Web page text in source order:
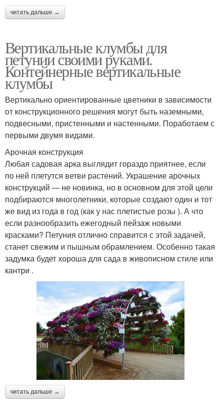
читать дальше →
Вертикальные клумбы для
петунии своими руками.
Контейнерные вертикальные
клумбы
Вертикально ориентированные цветники в зависимости
от конструкционного решения могут быть наземными,
подвесными, пристенными и настенными. Поработаем с
первыми двумя видами.
Арочная конструкция
Любая садовая арка выглядит гораздо приятнее, если
по ней плетутся ветви растений. Украшение арочных
конструкций — не новинка, но в основном для этой цели
подбираются многолетники, которые создают один и тот
же вид из года в год (как у нас плетистые розы ). А что
если разнообразить ежегодный пейзаж новыми
красками? Петуния отлично справится с этой задачей,
станет свежим и пышным обрамлением. Особенно такая
задумка будет хороша для сада в живописном стиле или
кантри .
читать дальше →